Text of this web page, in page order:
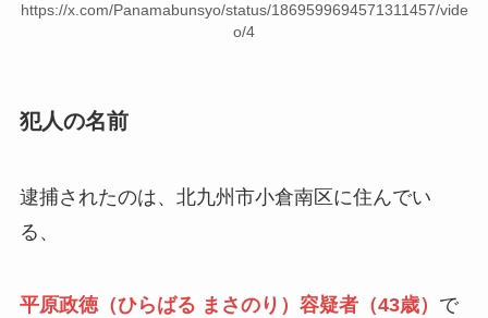
https://x.com/Panamabunsyo/status/1869599694571311457/vide
o/4
犯人の名前
逮捕されたのは、北九州市小倉南区に住んでい
る、
平原政徳（ひらばる まさのり）容疑者（43歳） で